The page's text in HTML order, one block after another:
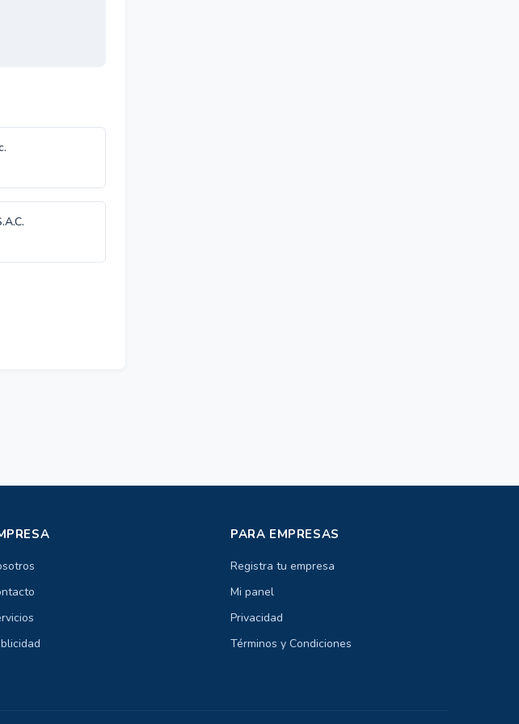
PARA EMPRESAS
Registra tu empresa
Mi panel
Privacidad
Términos y Condiciones